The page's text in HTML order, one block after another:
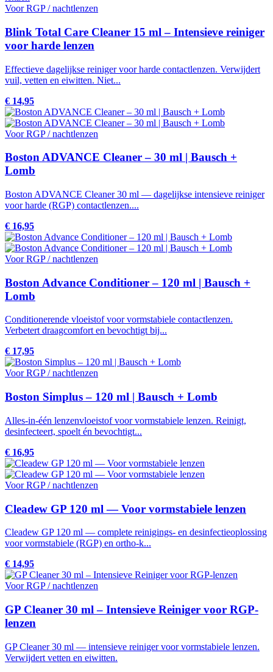
Voor RGP / nachtlenzen
Blink Total Care Cleaner 15 ml – Intensieve reiniger
voor harde lenzen
Effectieve dagelijkse reiniger voor harde contactlenzen. Verwijdert
vuil, vetten en eiwitten. Niet...
€ 14,95
Voor RGP / nachtlenzen
Boston ADVANCE Cleaner – 30 ml | Bausch +
Lomb
Boston ADVANCE Cleaner 30 ml — dagelijkse intensieve reiniger
voor harde (RGP) contactlenzen....
€ 16,95
Voor RGP / nachtlenzen
Boston Advance Conditioner – 120 ml | Bausch +
Lomb
Conditionerende vloeistof voor vormstabiele contactlenzen.
Verbetert draagcomfort en bevochtigt bij...
€ 17,95
Voor RGP / nachtlenzen
Boston Simplus – 120 ml | Bausch + Lomb
Alles-in-één lenzenvloeistof voor vormstabiele lenzen. Reinigt,
desinfecteert, spoelt én bevochtigt...
€ 16,95
Voor RGP / nachtlenzen
Cleadew GP 120 ml — Voor vormstabiele lenzen
Cleadew GP 120 ml — complete reinigings- en desinfectieoplossing
voor vormstabiele (RGP) en ortho-k...
€ 14,95
Voor RGP / nachtlenzen
GP Cleaner 30 ml – Intensieve Reiniger voor RGP-
lenzen
GP Cleaner 30 ml — intensieve reiniger voor vormstabiele lenzen.
Verwijdert vetten en eiwitten.